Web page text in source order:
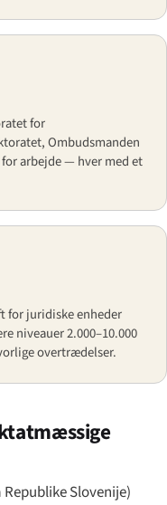
for
Ombudsmanden
arbejde — hver med et
for juridiske enheder
niveauer 2.000–10.000
overtrædelser.
Slovenije)